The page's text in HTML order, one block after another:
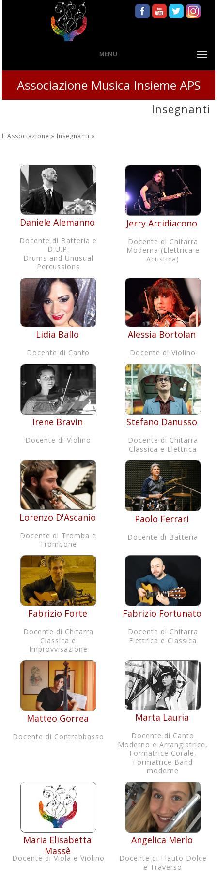
MENU
Associazione Musica Insieme APS
Insegnanti
L'Associazione » Insegnanti»
Daniele Alemanno
Docente di Batteria e
D.U.P.
Drums and Unusual
Percussions
Jerry Arcidiacono
Docente di Chitarra
Moderna (Elettrica e
Acustica)
Lidia Ballo
Docente di Canto
Alessia Bortolan
Docente di Violino
Irene Bravin
Docente di Violino
Stefano Danusso
Docente di Chitarra
Classica e Elettrica
Lorenzo D'Ascanio
Docente di Tromba e
Trombone
Paolo Ferrari
Docente di Batteria
Fabrizio Forte
Docente di Chitarra
Classica e
Improvvisazione
Fabrizio Fortunato
Docente di Chitarra
Elettrica e Classica
Matteo Gorrea
Docente di Contrabbasso
Marta Lauria
Docente di Canto
Moderno e Arrangiatrice,
Formatrice Corale,
Formatrice Band
moderne
Maria Elisabetta
Massè
Docente di Viola e Violino
Angelica Merlo
Docente di Flauto Dolce
e Traverso